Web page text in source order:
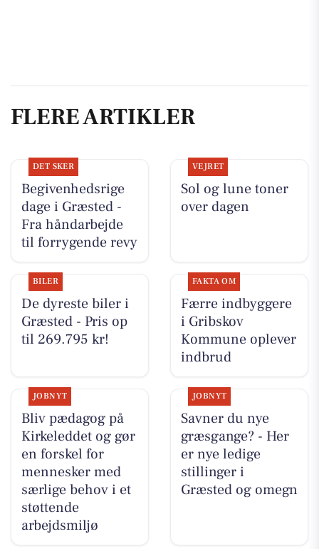
FLERE ARTIKLER
DET SKER
Begivenhedsrige
dage i Græsted -
Fra håndarbejde
til forrygende revy
VEJRET
Sol og lune toner
over dagen
BILER
De dyreste biler i
Græsted - Pris op
til 269.795 kr!
FAKTA OM
Færre indbyggere
i Gribskov
Kommune oplever
indbrud
JOBNYT
Bliv pædagog på
Kirkeleddet og gør
en forskel for
mennesker med
særlige behov i et
støttende
arbejdsmiljø
JOBNYT
Savner du nye
græsgange? - Her
er nye ledige
stillinger i
Græsted og omegn